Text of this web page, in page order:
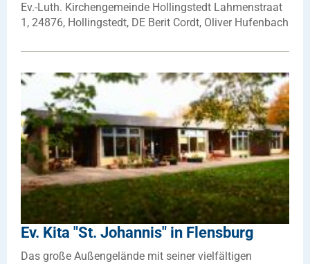
Ev.-Luth. Kirchengemeinde Hollingstedt Lahmenstraat
1, 24876, Hollingstedt, DE Berit Cordt, Oliver Hufenbach
Ev. Kita "St. Johannis" in Flensburg
Das große Außengelände mit seiner vielfältigen